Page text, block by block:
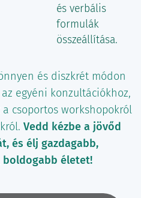
és verbális
formulák
összeállítása.
és diszkrét módon
egyéni konzultációkhoz,
csoportos workshopokról
Vedd kézbe a jövőd
és élj gazdagabb,
boldogabb életet!